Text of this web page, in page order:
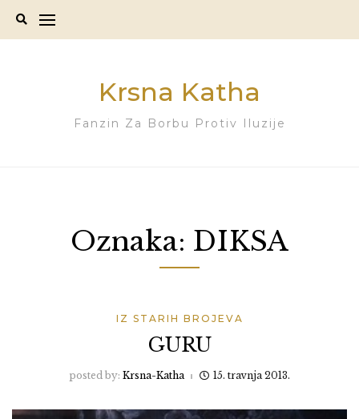
Krsna Katha
Fanzin Za Borbu Protiv Iluzije
Oznaka: DIKSA
IZ STARIH BROJEVA
GURU
posted by: Krsna-Katha 15. travnja 2013.